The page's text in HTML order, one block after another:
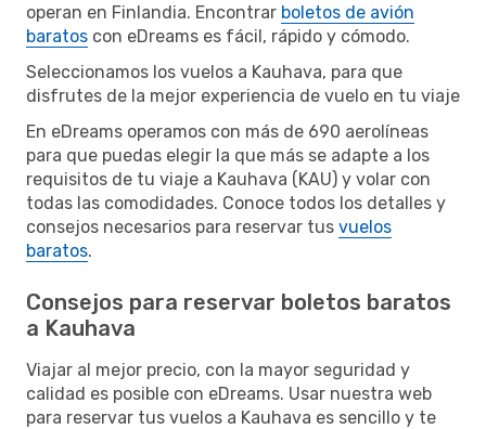
operan en Finlandia. Encontrar boletos de avión
baratos con eDreams es fácil, rápido y cómodo.
Seleccionamos los vuelos a Kauhava, para que
disfrutes de la mejor experiencia de vuelo en tu viaje
En eDreams operamos con más de 690 aerolíneas
para que puedas elegir la que más se adapte a los
requisitos de tu viaje a Kauhava (KAU) y volar con
todas las comodidades. Conoce todos los detalles y
consejos necesarios para reservar tus vuelos
baratos.
Consejos para reservar boletos baratos
a Kauhava
Viajar al mejor precio, con la mayor seguridad y
calidad es posible con eDreams. Usar nuestra web
para reservar tus vuelos a Kauhava es sencillo y te